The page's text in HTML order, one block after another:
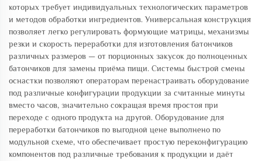
которых требует индивидуальных технологических параметров
и методов обработки ингредиентов. Универсальная конструкция
позволяет легко регулировать формующие матрицы, механизмы
резки и скорость переработки для изготовления батончиков
различных размеров — от порционных закусок до полноценных
батончиков для замены приёма пищи. Системы быстрой смены
оснастки позволяют операторам перенастраивать оборудование
под различные конфигурации продукции за считанные минуты
вместо часов, значительно сокращая время простоя при
переходе с одного продукта на другой. Оборудование для
переработки батончиков по выгодной цене выполнено по
модульной схеме, что обеспечивает простую переконфигурацию
компонентов под различные требования к продукции и даёт